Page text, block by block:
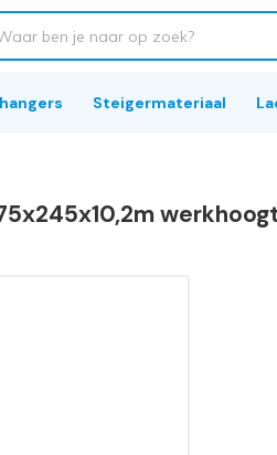
Steigermateriaal